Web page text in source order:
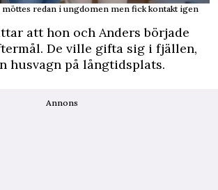
redan i ungdomen men fick kontakt igen
att hon och Anders började
De ville gifta sig i fjällen,
husvagn på långtidsplats.
Annons